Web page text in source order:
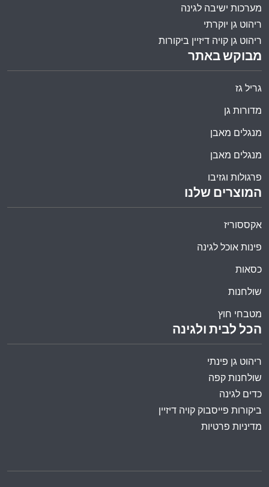
הכל לבית ולגינה
ריהוט גן פינתי
שולחנות קפה
כדים לגינה
ביקורות פייסבוק קויה דיזיין
מדיניות פרטיות
המוצרים שלנו
אקססוריז
פינות אוכל לגינה
כסאות
שולחנות
מטבחי חוץ
מבוקש באתר
גריל גז
מדורות גן
מנגלים מאבן
מנגלים מאבן
פרגולות וגזיבו
מערכות ישיבה לגינה
ריהוט גן יוקרתי
ריהוט גן קויה דיזיין ביקורות